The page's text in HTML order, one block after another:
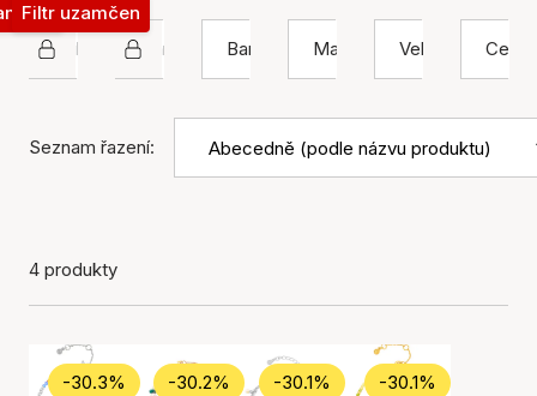
Hultquist Copenhagen
Náramek
Filtr uzamčen
Barva
Materiál Velikost Cena
Seznam řazení:
4 produkty
-30.3% -30.2% -30.1% -30.1%